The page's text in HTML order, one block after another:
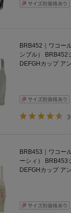
BRB452｜ワコー
ンプル） BRB452
DEFGHカップ アンダー
BRB453｜ワコー
ーシィ） BRB453